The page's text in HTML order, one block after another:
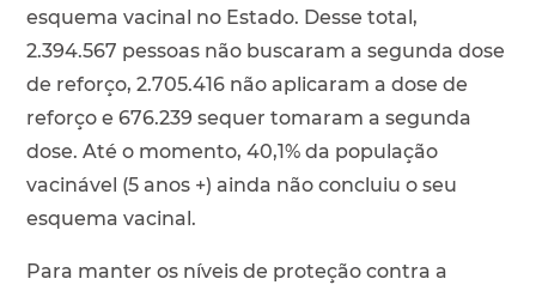
esquema vacinal no Estado. Desse total,
2.394.567 pessoas não buscaram a segunda dose
de reforço, 2.705.416 não aplicaram a dose de
reforço e 676.239 sequer tomaram a segunda
dose. Até o momento, 40,1% da população
vacinável (5 anos +) ainda não concluiu o seu
esquema vacinal.
Para manter os níveis de proteção contra a